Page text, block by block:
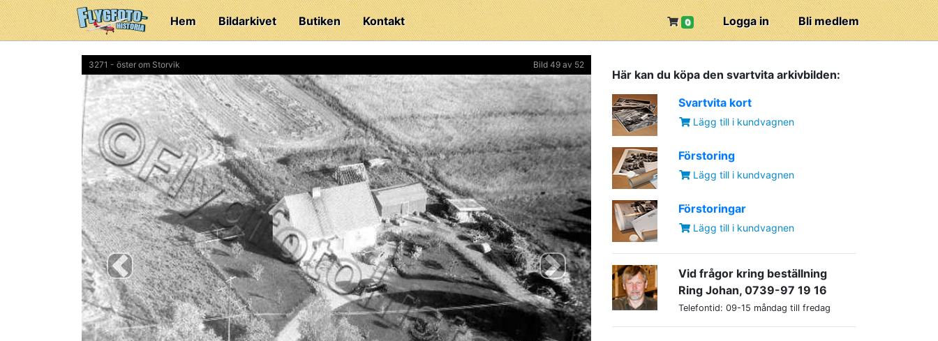
Hem Bildarkivet Butiken Kontakt Bli medlem
Logga in
0
3271 - öster om Storvik Bild 49 av 52
Previous Next
Här kan du köpa den svartvita arkivbilden:
Svartvita kort
Lägg till i kundvagnen
Förstoring
Lägg till i kundvagnen
Förstoringar
Lägg till i kundvagnen
Vid frågor kring beställning
Ring Johan, 0739-97 19 16
Telefontid: 09-15 måndag till fredag